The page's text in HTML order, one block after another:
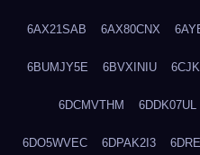
6AX21SAB 6AX80CNX
6BUMJY5E 6BVXINIU
6DCMVTHM 6DDK07UL
6DO5WVEC 6DPAK2I3